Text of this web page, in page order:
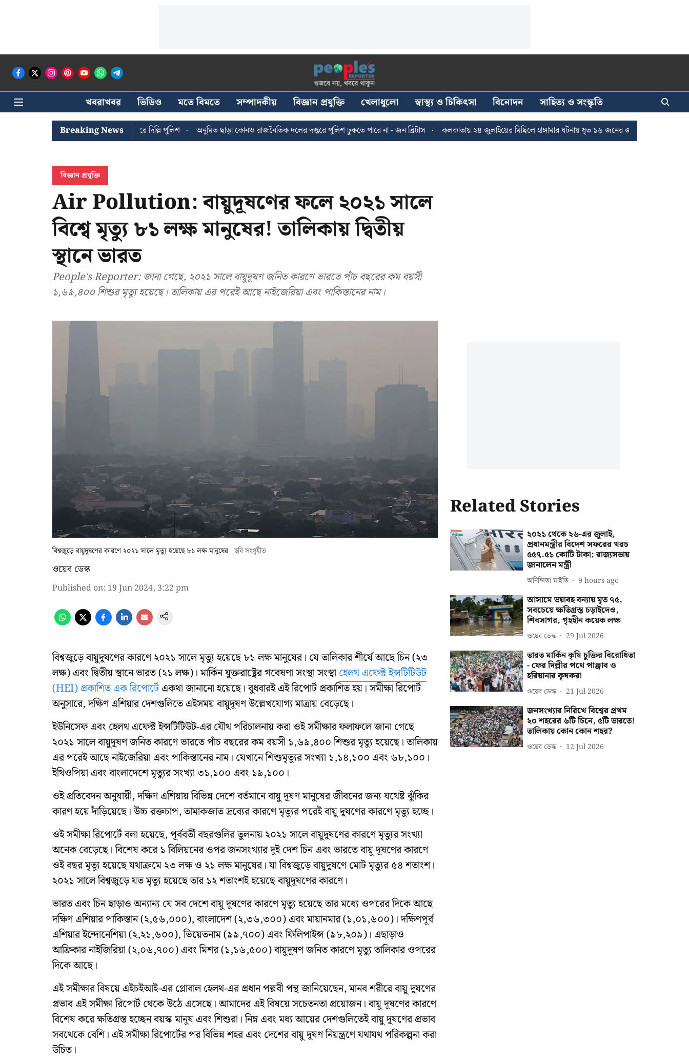
খবরাখবর ভিডিও মতে বিমতে সম্পাদকীয় বিজ্ঞান প্রযুক্তি খেলাধুলো স্বাস্থ্য ও চিকিৎসা বিনোদন সাহিত্য ও সংস্কৃতি
Breaking News
খোঁজে সিপিআইএম সদর দপ্তরে দিল্লি পুলিশ অনুমিত ছাড়া কোনও রাজনৈতিক দলের দপ্তরে পুলিশ ঢুকতে পারে না - জন ব্রিটাস কলকাতায় ২৪ জুলাইয়ের মিছিলে হাঙ্গামার ঘটনায় ধৃত ১৬ জনের জামিন দুর্নীতি দমনে রাজ্যে
বিজ্ঞান প্রযুক্তি
Air Pollution: বায়ুদূষণের ফলে ২০২১ সালে
বিশ্বে মৃত্যু ৮১ লক্ষ মানুষের! তালিকায় দ্বিতীয়
স্থানে ভারত
People's Reporter: জানা গেছে, ২০২১ সালে বায়ুদূষণ জনিত কারণে ভারতে পাঁচ বছরের কম বয়সী
১,৬৯,৪০০ শিশুর মৃত্যু হয়েছে। তালিকায় এর পরেই আছে নাইজেরিয়া এবং পাকিস্তানের নাম।
বিশ্বজুড়ে বায়ুদূষণের কারণে ২০২১ সালে মৃত্যু হয়েছে ৮১ লক্ষ মানুষের ছবি সংগৃহীত
ওয়েব ডেস্ক
Published on: 19 Jun 2024, 3:22 pm
বিশ্বজুড়ে বায়ুদূষণের কারণে ২০২১ সালে মৃত্যু হয়েছে ৮১ লক্ষ মানুষের। যে তালিকার শীর্ষে আছে চিন (২৩
লক্ষ) এবং দ্বিতীয় স্থানে ভারত (২১ লক্ষ)। মার্কিন যুক্তরাষ্ট্রের গবেষণা সংস্থা সংস্থা হেলথ এফেক্ট ইন্সটিটিউট
(HEI) প্রকাশিত এক রিপোর্টেএকথা জানানো হয়েছে। বুধবারই এই রিপোর্ট প্রকাশিত হয়। সমীক্ষা রিপোর্ট
অনুসারে, দক্ষিণ এশিয়ার দেশগুলিতে এইসময় বায়ুদূষণ উল্লেখযোগ্য মাত্রায় বেড়েছে।
ইউনিসেফ এবং হেলথ এফেক্ট ইন্সটিটিউট-এর যৌথ পরিচালনায় করা ওই সমীক্ষার ফলাফলে জানা গেছে
২০২১ সালে বায়ুদূষণ জনিত কারণে ভারতে পাঁচ বছরের কম বয়সী ১,৬৯,৪০০ শিশুর মৃত্যু হয়েছে। তালিকায়
এর পরেই আছে নাইজেরিয়া এবং পাকিস্তানের নাম। যেখানে শিশুমৃত্যুর সংখ্যা ১,১৪,১০০ এবং ৬৮,১০০।
ইথিওপিয়া এবং বাংলাদেশে মৃত্যুর সংখ্যা ৩১,১০০ এবং ১৯,১০০।
ওই প্রতিবেদন অনুযায়ী, দক্ষিণ এশিয়ায় বিভিন্ন দেশে বর্তমানে বায়ু দূষণ মানুষের জীবনের জন্য যথেষ্ট ঝুঁকির
কারণ হয়ে দাঁড়িয়েছে। উচ্চ রক্তচাপ, তামাকজাত দ্রব্যের কারণে মৃত্যুর পরেই বায়ু দূষণের কারণে মৃত্যু হচ্ছে।
ওই সমীক্ষা রিপোর্টে বলা হয়েছে, পূর্ববর্তী বছরগুলির তুলনায় ২০২১ সালে বায়ুদূষণের কারণে মৃত্যুর সংখ্যা
অনেক বেড়েছে। বিশেষ করে ১ বিলিয়নের ওপর জনসংখ্যার দুই দেশ চিন এবং ভারতে বায়ু দূষণের কারণে
ওই বছর মৃত্যু হয়েছে যথাক্রমে ২৩ লক্ষ ও ২১ লক্ষ মানুষের। যা বিশ্বজুড়ে বায়ুদূষণে মোট মৃত্যুর ৫৪ শতাংশ।
২০২১ সালে বিশ্বজুড়ে যত মৃত্যু হয়েছে তার ১২ শতাংশই হয়েছে বায়ুদূষণের কারণে।
ভারত এবং চিন ছাড়াও অন্যান্য যে সব দেশে বায়ু দূষণের কারণে মৃত্যু হয়েছে তার মধ্যে ওপরের দিকে আছে
দক্ষিণ এশিয়ার পাকিস্তান (২,৫৬,০০০), বাংলাদেশ (২,৩৬,৩০০) এবং মায়ানমার (১,০১,৬০০)। দক্ষিণপূর্ব
এশিয়ার ইন্দোনেশিয়া (২,২১,৬০০), ভিয়েতনাম (৯৯,৭০০) এবং ফিলিপাইন্স (৯৮,২০৯)। এছাড়াও
আফ্রিকার নাইজিরিয়া (২,০৬,৭০০) এবং মিশর (১,১৬,৫০০) বায়ুদূষণ জনিত কারণে মৃত্যু তালিকার ওপরের
দিকে আছে।
এই সমীক্ষার বিষয়ে এইচইআই-এর গ্লোবাল হেলথ-এর প্রধান পল্লবী পন্থ জানিয়েছেন, মানব শরীরে বায়ু দূষণের
প্রভাব এই সমীক্ষা রিপোর্ট থেকে উঠে এসেছে। আমাদের এই বিষয়ে সচেতনতা প্রয়োজন। বায়ু দূষণের কারণে
বিশেষ করে ক্ষতিগ্রস্ত হচ্ছেন বয়স্ক মানুষ এবং শিশুরা। নিম্ন এবং মধ্য আয়ের দেশগুলিতেই বায়ু দূষণের প্রভাব
সবথেকে বেশি। এই সমীক্ষা রিপোর্টের পর বিভিন্ন শহর এবং দেশের বায়ু দূষণ নিয়ন্ত্রণে যথাযথ পরিকল্পনা করা
উচিত।
Related Stories
২০২১ থেকে ২৬-এর জুলাই,
প্রধানমন্ত্রীর বিদেশ সফরের খরচ
৫৫৭.৫১ কোটি টাকা; রাজ্যসভায়
জানালেন মন্ত্রী
অনিন্দিতা মাইতি 9 hours ago
আসামে ভয়াবহ বন্যায় মৃত ৭৫,
সবচেয়ে ক্ষতিগ্রস্ত চড়াইদেও,
শিবসাগর, গৃহহীন কয়েক লক্ষ
ওয়েব ডেস্ক 29 Jul 2026
ভারত মার্কিন কৃষি চুক্তির বিরোধিতা
- ফের দিল্লীর পথে পাঞ্জাব ও
হরিয়ানার কৃষকরা
ওয়েব ডেস্ক 21 Jul 2026
জনসংখ্যার নিরিখে বিশ্বের প্রথম
২০ শহরের ৬টি চিনে, ৫টি ভারতে!
তালিকায় কোন কোন শহর?
ওয়েব ডেস্ক 12 Jul 2026